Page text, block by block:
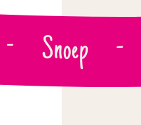
- Snoep -